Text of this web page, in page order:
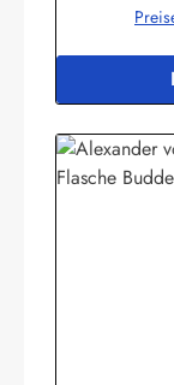
Spritzguss!•
Rippen
Glasflasche
gefärbtem